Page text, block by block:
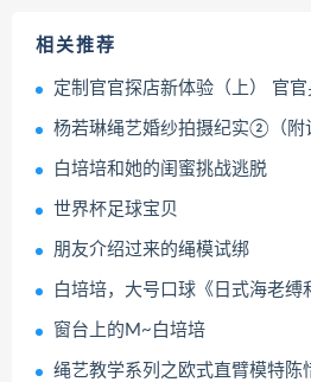
相关推荐
定制官官探店新体验（上） 官官身穿吊带上衣牛仔裤体验坐绳吊缚
杨若琳绳艺婚纱拍摄纪实②（附
白培培和她的闺蜜挑战逃脱
世界杯足球宝贝
朋友介绍过来的绳模试绑
白培培，大号口球《日式海老缚和超紧驷马放置，尝试逃脱及访谈》小女孩两款5CM和
窗台上的M~白培培
绳艺教学系列之欧式直臂模特陈